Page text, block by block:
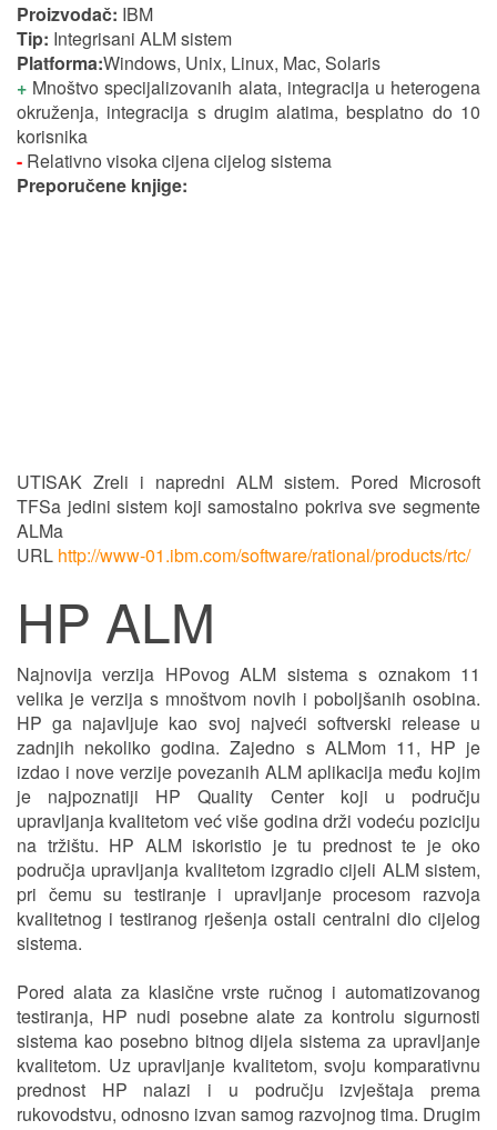
Proizvodač: IBM
Tip: Integrisani ALM sistem
Platforma:Windows, Unix, Linux, Mac, Solaris
+ Mnoštvo specijalizovanih alata, integracija u heterogena
okruženja, integracija s drugim alatima, besplatno do 10
korisnika
- Relativno visoka cijena cijelog sistema
Preporučene knjige:
UTISAK Zreli i napredni ALM sistem. Pored Microsoft
TFSa jedini sistem koji samostalno pokriva sve segmente
ALMa
URL http://www-01.ibm.com/software/rational/products/rtc/
HP ALM
Najnovija verzija HPovog ALM sistema s oznakom 11
velika je verzija s mnoštvom novih i poboljšanih osobina.
HP ga najavljuje kao svoj najveći softverski release u
zadnjih nekoliko godina. Zajedno s ALMom 11, HP je
izdao i nove verzije povezanih ALM aplikacija među kojim
je najpoznatiji HP Quality Center koji u području
upravljanja kvalitetom već više godina drži vodeću poziciju
na tržištu. HP ALM iskoristio je tu prednost te je oko
područja upravljanja kvalitetom izgradio cijeli ALM sistem,
pri čemu su testiranje i upravljanje procesom razvoja
kvalitetnog i testiranog rješenja ostali centralni dio cijelog
sistema.
Pored alata za klasične vrste ručnog i automatizovanog
testiranja, HP nudi posebne alate za kontrolu sigurnosti
sistema kao posebno bitnog dijela sistema za upravljanje
kvalitetom. Uz upravljanje kvalitetom, svoju komparativnu
prednost HP nalazi i u području izvještaja prema
rukovodstvu, odnosno izvan samog razvojnog tima. Drugim